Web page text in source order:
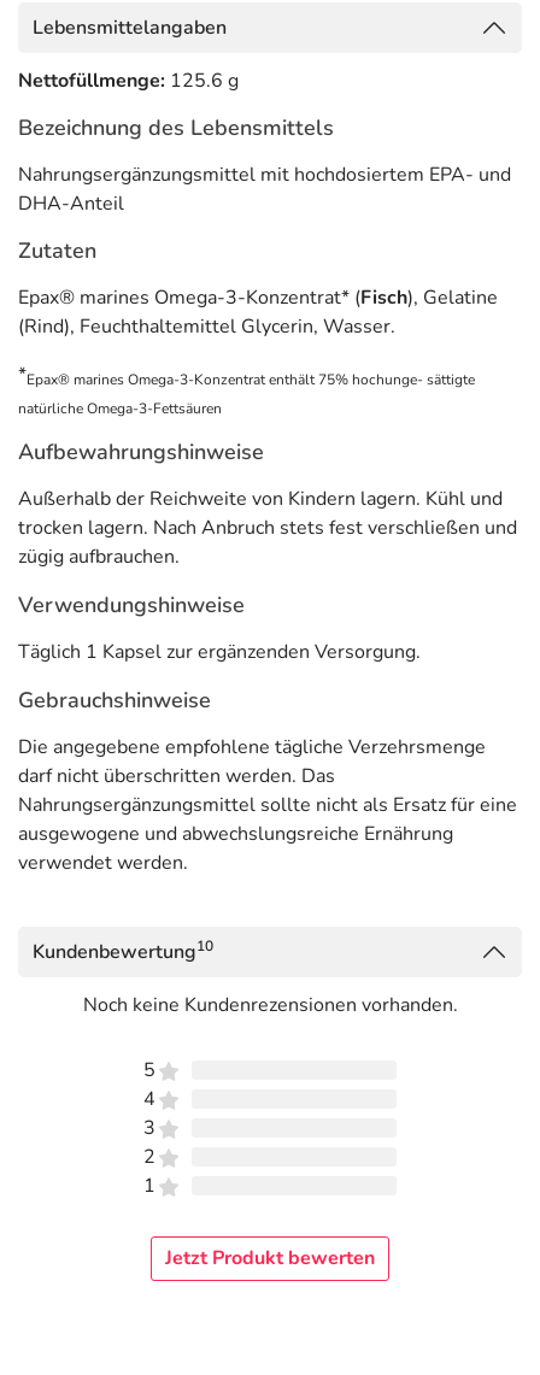
Lebensmittelangaben
Nettofüllmenge: 125.6 g
Bezeichnung des Lebensmittels
Nahrungsergänzungsmittel mit hochdosiertem EPA- und
DHA-Anteil
Zutaten
Epax® marines Omega-3-Konzentrat* (Fisch), Gelatine
(Rind), Feuchthaltemittel Glycerin, Wasser.
*Epax® marines Omega-3-Konzentrat enthält 75% hochunge- sättigte
natürliche Omega-3-Fettsäuren
Aufbewahrungshinweise
Außerhalb der Reichweite von Kindern lagern. Kühl und
trocken lagern. Nach Anbruch stets fest verschließen und
zügig aufbrauchen.
Verwendungshinweise
Täglich 1 Kapsel zur ergänzenden Versorgung.
Gebrauchshinweise
Die angegebene empfohlene tägliche Verzehrsmenge
darf nicht überschritten werden. Das
Nahrungsergänzungsmittel sollte nicht als Ersatz für eine
ausgewogene und abwechslungsreiche Ernährung
verwendet werden.
Kundenbewertung10
Noch keine Kundenrezensionen vorhanden.
5
4
3
2
1
Jetzt Produkt bewerten